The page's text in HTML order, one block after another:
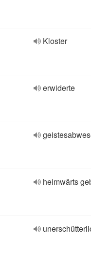
Kloster
erwiderte
heimwärts